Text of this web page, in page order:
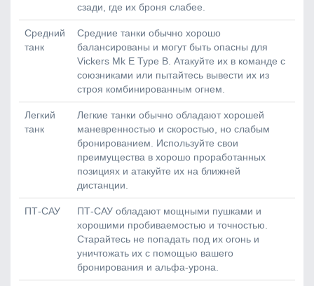
сзади, где их броня слабее.
Средний
танк
Средние танки обычно хорошо
балансированы и могут быть опасны для
Vickers Mk E Type B. Атакуйте их в команде с
союзниками или пытайтесь вывести их из
строя комбинированным огнем.
Легкий
танк
Легкие танки обычно обладают хорошей
маневренностью и скоростью, но слабым
бронированием. Используйте свои
преимущества в хорошо проработанных
позициях и атакуйте их на ближней
дистанции.
ПТ-САУ
ПТ-САУ обладают мощными пушками и
хорошими пробиваемостью и точностью.
Старайтесь не попадать под их огонь и
уничтожать их с помощью вашего
бронирования и альфа-урона.